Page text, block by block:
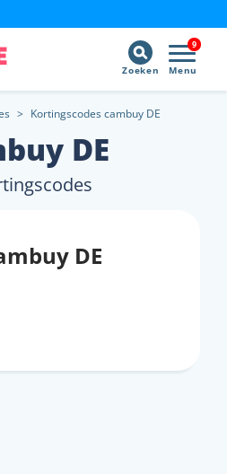
9
Menu
Zoeken
> Kortingscodes cambuy DE
DE
DE